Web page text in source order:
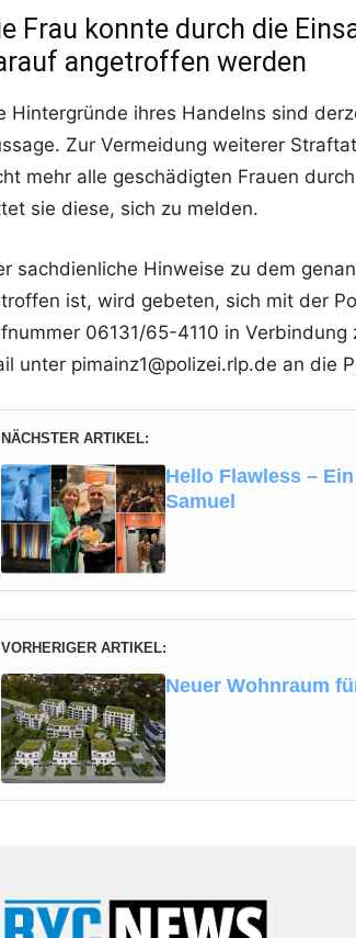
Frau konnte durch die
angetroffen werden
Hintergründe ihres Handelns sind
Zur Vermeidung weiterer
mehr alle geschädigten Frauen
sie diese, sich zu melden.
sachdienliche Hinweise zu dem
ist, wird gebeten, sich mit der
06131/65-4110 in
unter pimainz1@polizei.rlp.de an die
NÄCHSTER ARTIKEL:
Hello Flawless –
Samuel
VORHERIGER ARTIKEL:
Neuer Wohnraum